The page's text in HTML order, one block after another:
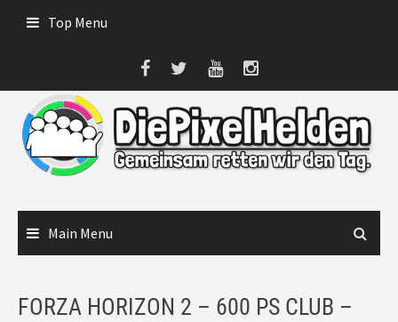
Top Menu
Main Menu
FORZA HORIZON 2 – 600 PS CLUB –